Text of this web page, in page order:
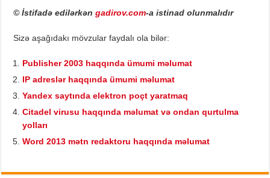
© İstifadə edilərkəngadirov.com-a istinad olunmalıdır
Sizə aşağıdakı mövzular faydalı ola bilər:
Publisher 2003 haqqında ümumi məlumat
IP adreslər haqqında ümumi məlumat
Yandex saytında elektron poçt yaratmaq
Citadel virusu haqqında məlumat və ondan qurtulma
yolları
Word 2013 mətn redaktoru haqqında məlumat